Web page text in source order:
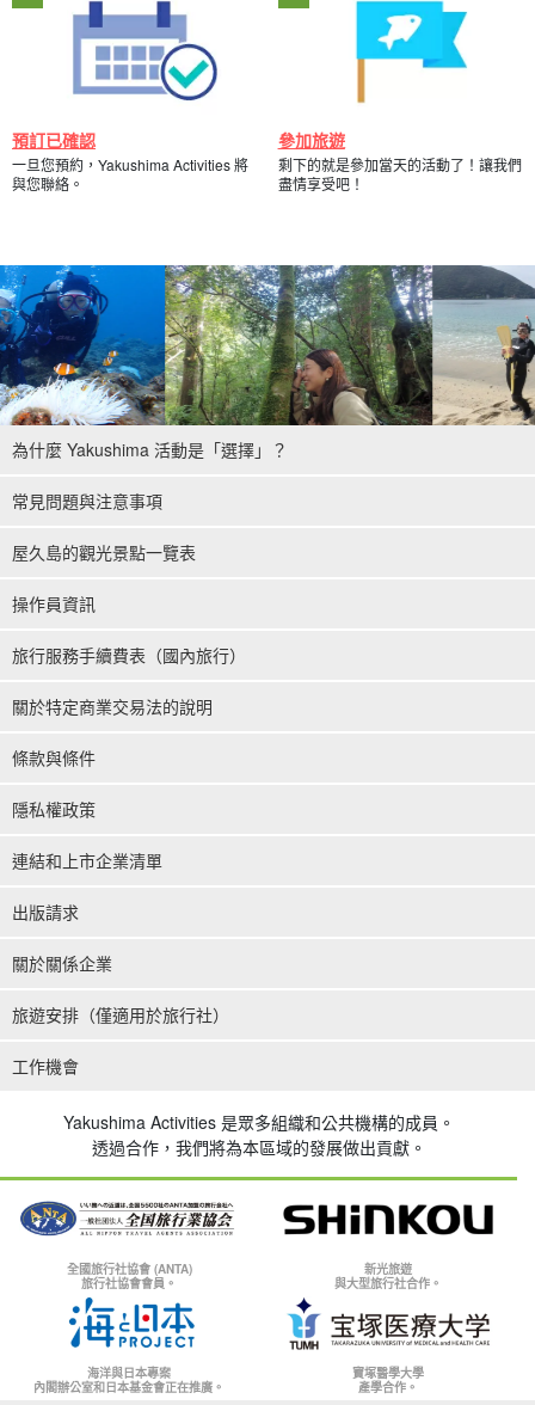
預訂已確認
一旦您預約，Yakushima Activities 將
與您聯絡。
參加旅遊
剩下的就是參加當天的活動了！讓我們
盡情享受吧！
為什麼 Yakushima 活動是「選擇」？
常見問題與注意事項
屋久島的觀光景點一覽表
操作員資訊
旅行服務手續費表（國內旅行）
關於特定商業交易法的說明
條款與條件
隱私權政策
連結和上市企業清單
出版請求
關於關係企業
旅遊安排（僅適用於旅行社）
工作機會
Yakushima Activities 是眾多組織和公共機構的成員。
透過合作，我們將為本區域的發展做出貢獻。
全國旅行社協會 (ANTA)
旅行社協會會員。
新光旅遊
與大型旅行社合作。
海洋與日本專案
內閣辦公室和日本基金會正在推廣。
寶塚醫學大學
產學合作。